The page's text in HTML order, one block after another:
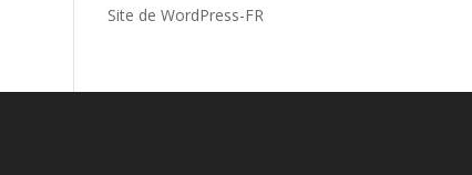
Site de WordPress-FR